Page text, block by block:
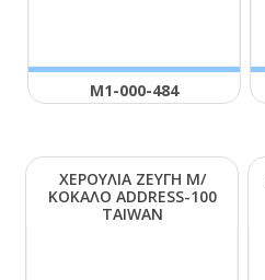
Μ1-000-484
ΧΕΡΟΥΛΙΑ ΖΕΥΓΗ Μ/
ΚΟΚΑΛΟ ΑDDRΕSS-100
ΤΑΙWΑΝ